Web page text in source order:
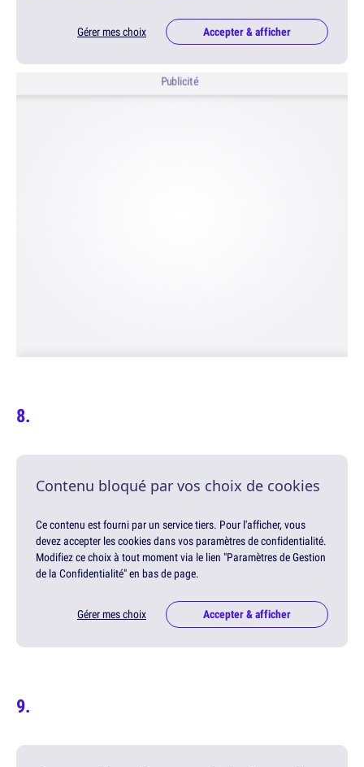
Gérer mes choix Accepter & afficher
Publicité
Contenu bloqué par vos choix de cookies
Ce contenu est fourni par un service tiers. Pour l'afficher, vous
devez accepter les cookies dans vos paramètres de confidentialité.
Modifiez ce choix à tout moment via le lien "Paramètres de Gestion
de la Confidentialité" en bas de page.
Gérer mes choix Accepter & afficher